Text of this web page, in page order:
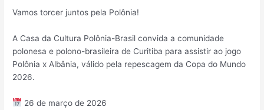
Vamos torcer juntos pela Polônia!
A Casa da Cultura Polônia-Brasil convida a comunidade
polonesa e polono-brasileira de Curitiba para assistir ao jogo
Polônia x Albânia, válido pela repescagem da Copa do Mundo
2026.
26 de março de 2026